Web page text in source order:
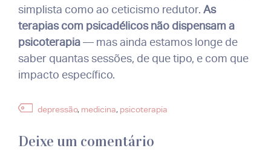
simplista como ao ceticismo redutor. As
terapias com psicadélicos não dispensam a
psicoterapia— mas ainda estamos longe de
saber quantas sessões, de que tipo, e com que
impacto específico.
Etiquetas
depressão, medicina, psicoterapia
Deixe um comentário